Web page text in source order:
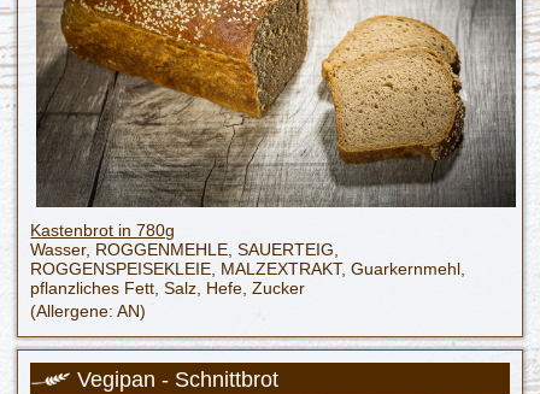
Kastenbrot in 780g
Wasser, ROGGENMEHLE, SAUERTEIG,
ROGGENSPEISEKLEIE, MALZEXTRAKT, Guarkernmehl,
pflanzliches Fett, Salz, Hefe, Zucker
(Allergene: AN)
Vegipan - Schnittbrot